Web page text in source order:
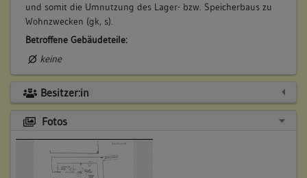
und somit die Umnutzung des Lager- bzw. Speicherbaus zu
Wohnzwecken (gk, s).
Betroffene Gebäudeteile:
keine
Besitzer:in
Fotos